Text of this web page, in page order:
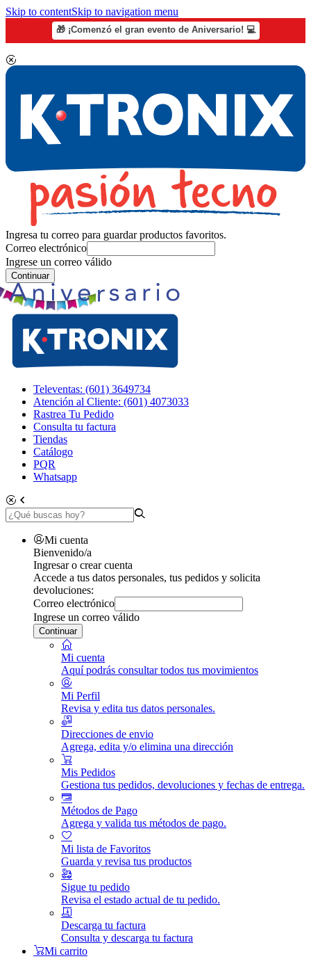
Skip to contentSkip to navigation menu
🎁 ¡Comenzó el gran evento de Aniversario! 💻
Ingresa tu correo para guardar productos favoritos.
Correo electrónico
Ingrese un correo válido
Continuar
Televentas: (601) 3649734
Atención al Cliente: (601) 4073033
Rastrea Tu Pedido
Consulta tu factura
Tiendas
Catálogo
PQR
Whatsapp
Mi cuenta
Bienvenido/a
Ingresar o crear cuenta
Accede a tus datos personales, tus pedidos y solicita
devoluciones:
Correo electrónico
Ingrese un correo válido
Continuar
Mi cuenta
Aquí podrás consultar todos tus movimientos
Mi Perfil
Revisa y edita tus datos personales.
Direcciones de envio
Agrega, edita y/o elimina una dirección
Mis Pedidos
Gestiona tus pedidos, devoluciones y fechas de entrega.
Métodos de Pago
Agrega y valida tus métodos de pago.
Mi lista de Favoritos
Guarda y revisa tus productos
Sigue tu pedido
Revisa el estado actual de tu pedido.
Descarga tu factura
Consulta y descarga tu factura
Mi carrito